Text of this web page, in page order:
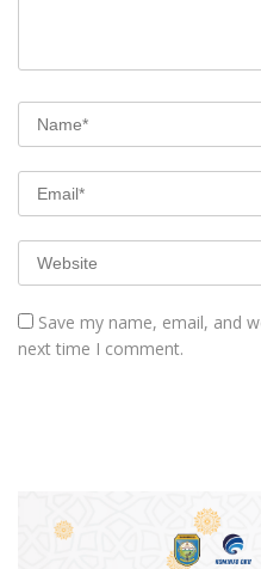
Save my name, email, and
next time I comment.